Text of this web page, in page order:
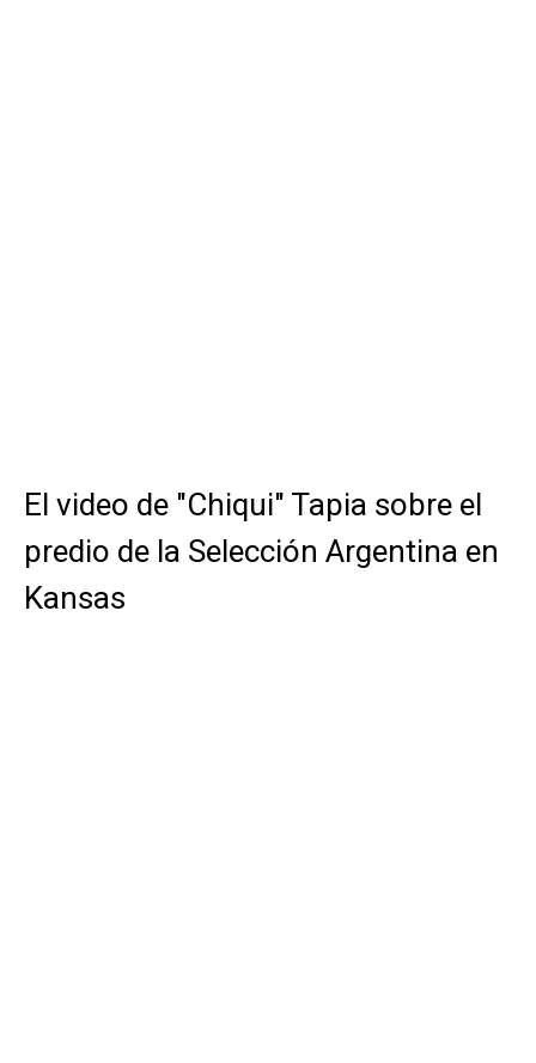
El video de "Chiqui" Tapia sobre el
predio de la Selección Argentina en
Kansas